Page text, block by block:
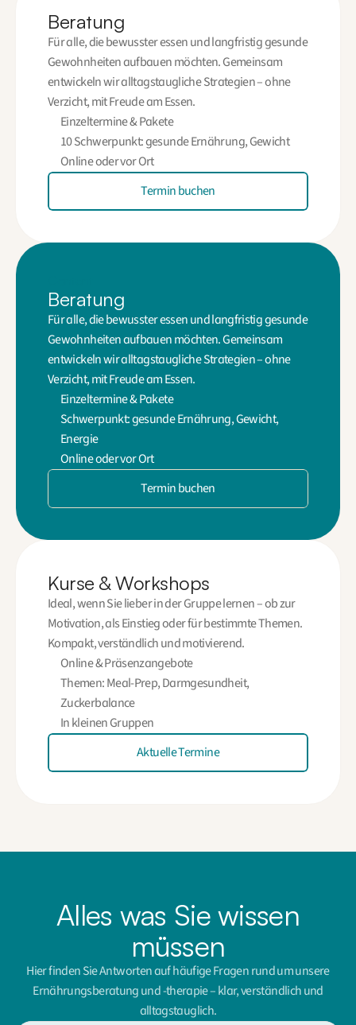
Beratung
Für alle, die bewusster essen und langfristig gesunde
Gewohnheiten aufbauen möchten. Gemeinsam
entwickeln wir alltagstaugliche Strategien – ohne
Verzicht, mit Freude am Essen.
Einzeltermine & Pakete
10 Schwerpunkt: gesunde Ernährung, Gewicht
Online oder vor Ort
Termin buchen
Beratung
Für alle, die bewusster essen und langfristig gesunde
Gewohnheiten aufbauen möchten. Gemeinsam
entwickeln wir alltagstaugliche Strategien – ohne
Verzicht, mit Freude am Essen.
Einzeltermine & Pakete
Schwerpunkt: gesunde Ernährung, Gewicht,
Energie
Online oder vor Ort
Termin buchen
Kurse & Workshops
Ideal, wenn Sie lieber in der Gruppe lernen – ob zur
Motivation, als Einstieg oder für bestimmte Themen.
Kompakt, verständlich und motivierend.
Online & Präsenzangebote
Themen: Meal-Prep, Darmgesundheit,
Zuckerbalance
In kleinen Gruppen
Aktuelle Termine
Alles was Sie wissen
müssen
Hier finden Sie Antworten auf häufige Fragen rund um unsere
Ernährungsberatung und -therapie – klar, verständlich und
alltagstauglich.